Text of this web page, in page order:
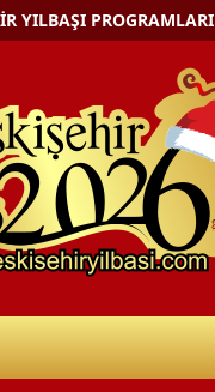
YILBAŞI